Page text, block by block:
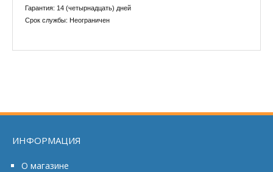
Гарантия: 14 (четырнадцать) дней
Срок службы: Неограничен
ИНФОРМАЦИЯ
О магазине